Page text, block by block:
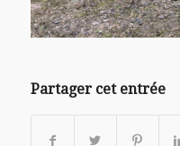
Partager cet entrée